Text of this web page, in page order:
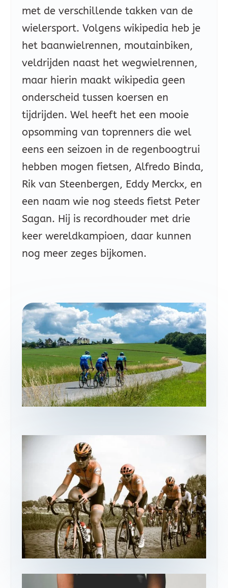
met de verschillende takken van de
wielersport. Volgens wikipedia heb je
het baanwielrennen, moutainbiken,
veldrijden naast het wegwielrennen,
maar hierin maakt wikipedia geen
onderscheid tussen koersen en
tijdrijden. Wel heeft het een mooie
opsomming van toprenners die wel
eens een seizoen in de regenboogtrui
hebben mogen fietsen, Alfredo Binda,
Rik van Steenbergen, Eddy Merckx, en
een naam wie nog steeds fietst Peter
Sagan. Hij is recordhouder met drie
keer wereldkampioen, daar kunnen
nog meer zeges bijkomen.